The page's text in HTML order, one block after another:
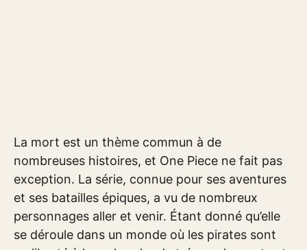
La mort est un thème commun à de
nombreuses histoires, et One Piece ne fait pas
exception. La série, connue pour ses aventures
et ses batailles épiques, a vu de nombreux
personnages aller et venir. Étant donné qu’elle
se déroule dans un monde où les pirates sont